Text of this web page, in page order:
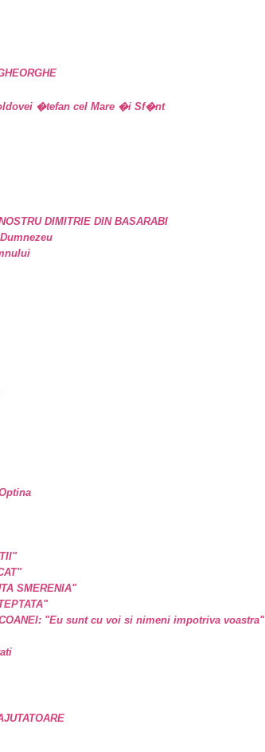
�tefan cel Mare �i Sf�nt
DIMITRIE DIN BASARABI
SMERENIA"
"Eu sunt cu voi si nimeni impotriva voastra"